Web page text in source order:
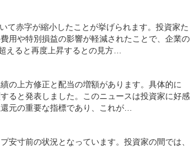
て赤字が縮小したことが挙げられます。投資家た
用や特別損益の影響が軽減されたことで、企業の
えると再度上昇するとの見方…
の上方修正と配当の増額があります。具体的に
ると発表しました。このニュースは投資家に好感
元の重要な指標であり、これが…
安寸前の状況となっています。投資家の間では、